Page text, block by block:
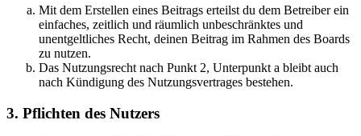
Mit dem Erstellen eines Beitrags erteilst du dem Betreiber ein
einfaches, zeitlich und räumlich unbeschränktes und
unentgeltliches Recht, deinen Beitrag im Rahmen des Boards
zu nutzen.
Das Nutzungsrecht nach Punkt 2, Unterpunkt a bleibt auch
nach Kündigung des Nutzungsvertrages bestehen.
3. Pflichten des Nutzers